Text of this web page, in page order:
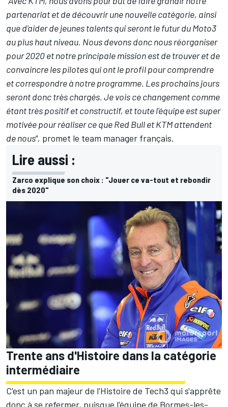
partenariat et de découvrir une nouvelle catégorie, ainsi
que d'aider de jeunes talents qui seront le futur du Moto3
au plus haut niveau. Nous devons donc nous réorganiser
pour 2020 et notre principale mission est de trouver et de
convaincre les pilotes qui ont le profil pour comprendre
et correspondre à notre programme. Les prochains jours
seront donc très chargés. Je vois ce changement comme
étant très positif et constructif, et toute l'équipe est super
motivée pour réaliser ce que Red Bull et KTM attendent
de nous", promet le team manager français.
Lire aussi :
Zarco explique son choix : "Jouer ce va-tout et rebondir
dès 2020"
Trente ans d'Histoire dans la catégorie
intermédiaire
C'est un pan majeur de l'Histoire de Tech3 qui s'apprête
donc à se refermer, puisque l'équipe de Bormes-les-